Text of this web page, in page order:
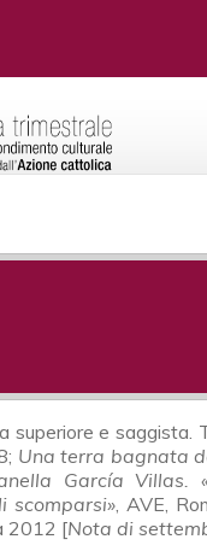
e saggista.
Una terra bagnata
García Villas.
scomparsi», AVE,
2012 [Nota di